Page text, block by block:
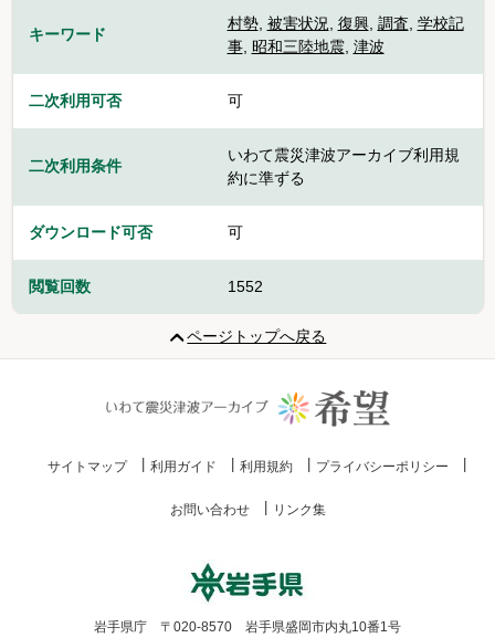
キーワード
村勢, 被害状況, 復興, 調査, 学校記
事, 昭和三陸地震, 津波
二次利用可否 可
二次利用条件
いわて震災津波アーカイブ利用規
約に準ずる
ダウンロード可否 可
閲覧回数 1552
ページトップへ戻る
サイトマップ 利用ガイド 利用規約 プライバシーポリシー
お問い合わせ リンク集
岩手県庁 〒020-8570 岩手県盛岡市内丸10番1号